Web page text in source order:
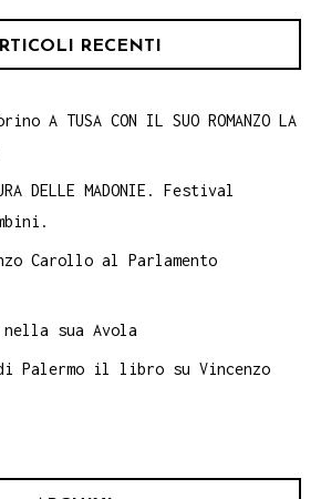
RECENTI
A TUSA CON IL SUO ROMANZO LA
DELLE MADONIE. Festival
Carollo al Parlamento
nella sua Avola
Palermo il libro su Vincenzo